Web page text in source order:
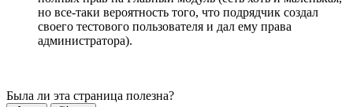
но все-таки вероятность того, что подрядчик создал
своего тестового пользователя и дал ему права
администратора).
Была ли эта страница полезна?